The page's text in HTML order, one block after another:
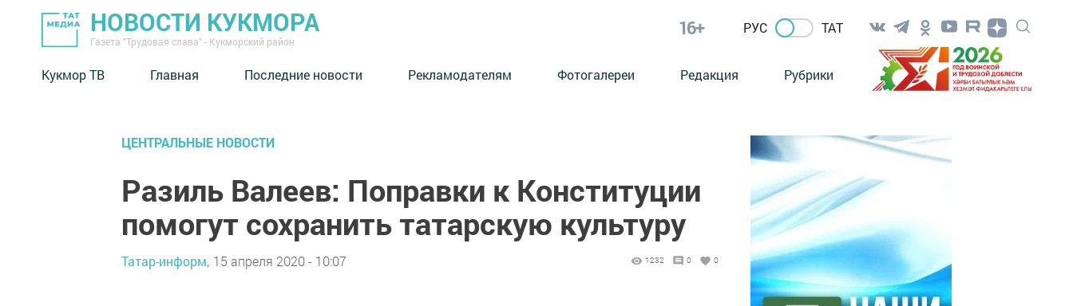
НОВОСТИ КУКМОРА
Газета "Трудовая слава" - Кукморский район
16+ РУС ТАТ
Кукмор ТВ Главная Последние новости Рекламодателям Фотогалереи Редакция Рубрики
ЦЕНТРАЛЬНЫЕ НОВОСТИ
Разиль Валеев: Поправки к Конституции
помогут сохранить татарскую культуру
Татар-информ, 15 апреля 2020 - 10:07 1232 0 0